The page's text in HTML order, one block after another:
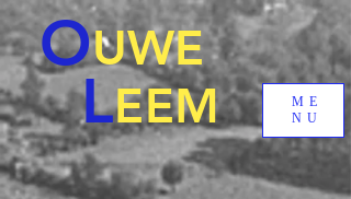
OUWE
ME
NU
LEEM